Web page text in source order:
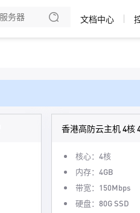
文档中心
香港高防云主机 4核
核心：4核
内存：4GB
带宽：150Mbps
硬盘：80G SSD